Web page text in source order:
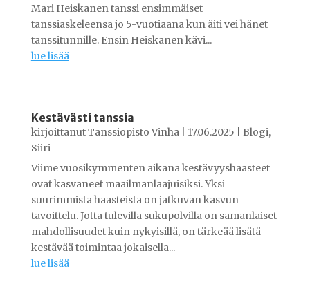
Mari Heiskanen tanssi ensimmäiset
tanssiaskeleensa jo 5-vuotiaana kun äiti vei hänet
tanssitunnille. Ensin Heiskanen kävi...
lue lisää
Kestävästi tanssia
kirjoittanutTanssiopisto Vinha| 17.06.2025 Blogi,
Siiri
Viime vuosikymmenten aikana kestävyyshaasteet
ovat kasvaneet maailmanlaajuisiksi. Yksi
suurimmista haasteista on jatkuvan kasvun
tavoittelu. Jotta tulevilla sukupolvilla on samanlaiset
mahdollisuudet kuin nykyisillä, on tärkeää lisätä
kestävää toimintaa jokaisella...
lue lisää